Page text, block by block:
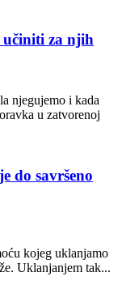
učiniti za njih
njegujemo i kada
u zatvorenoj
do savršeno
kojeg uklanjamo
Uklanjanjem tak...